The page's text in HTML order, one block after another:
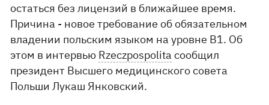
остаться без лицензий в ближайшее время.
Причина - новое требование об обязательном
владении польским языком на уровне B1. Об
этом в интервью Rzeczpospolita сообщил
президент Высшего медицинского совета
Польши Лукаш Янковский.